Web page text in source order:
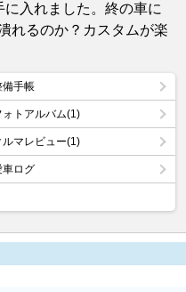
入れました。終の車に
れるのか？カスタムが楽
備手帳
ォトアルバム(1)
ルマレビュー(1)
車ログ